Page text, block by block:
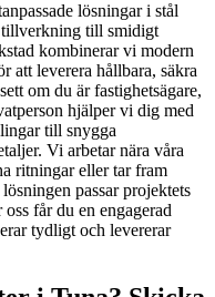
lösningar i stål
till smidigt
kombinerar vi modern
att leverera hållbara, säkra
om du är fastighetsägare,
hjälper vi dig med
till snygga
Vi arbetar nära våra
ritningar eller tar fram
passar projektets
får du en engagerad
tydligt och levererar